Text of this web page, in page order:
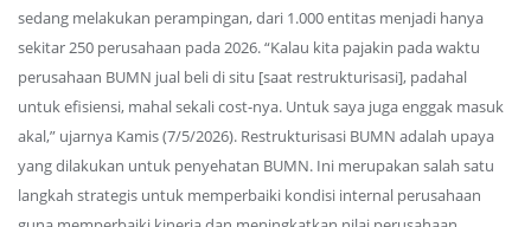
sedang melakukan perampingan, dari 1.000 entitas menjadi hanya
sekitar 250 perusahaan pada 2026. “Kalau kita pajakin pada waktu
perusahaan BUMN jual beli di situ [saat restrukturisasi], padahal
untuk efisiensi, mahal sekali cost-nya. Untuk saya juga enggak masuk
akal,” ujarnya Kamis (7/5/2026). Restrukturisasi BUMN adalah upaya
yang dilakukan untuk penyehatan BUMN. Ini merupakan salah satu
langkah strategis untuk memperbaiki kondisi internal perusahaan